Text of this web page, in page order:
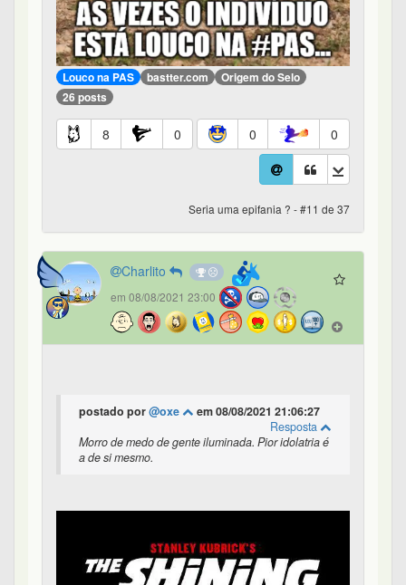
Louco na PAS bastter.com
Origem do Selo
26 posts
8 0 0 0
Seria uma epifania ? - #11 de 37
Charlito
em 08/08/2021 23:00
postado por@oxe
em 08/08/2021 21:06:27
Resposta
Morro de medo de gente iluminada. Pior idolatria é
a de si mesmo.